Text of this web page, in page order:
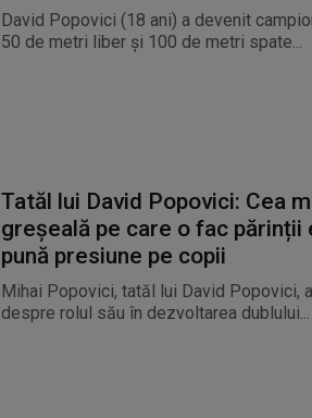
David Popovici (18 ani) a devenit
50 de metri liber și 100 de metri spate...
Tatăl lui David Popovici: Cea
greșeală pe care o fac părinții
pună presiune pe copii
Mihai Popovici, tatăl lui David Popovici,
despre rolul său în dezvoltarea dublului...